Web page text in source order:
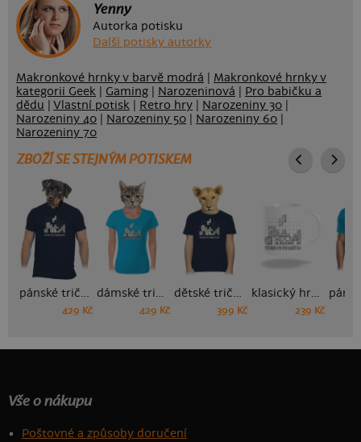
Yenny
Autorka potisku
Další potisky autorky
Makronkové hrnky v barvě modrá
Makronkové hrnky v
kategorii Geek
Gaming Narozeninová
Pro babičku a
dědu |Vlastní potisk Retro hry Narozeniny 30
Narozeniny 40
Narozeniny 50 Narozeniny 60
Narozeniny 70
ZBOŽÍ SE STEJNÝM POTISKEM
pánské tričko
429 Kč
dámské tričko
429 Kč
dětské tričko
399 Kč
klasický hrnek
239 Kč
Vše o nákupu
Poštovné a způsoby doručení